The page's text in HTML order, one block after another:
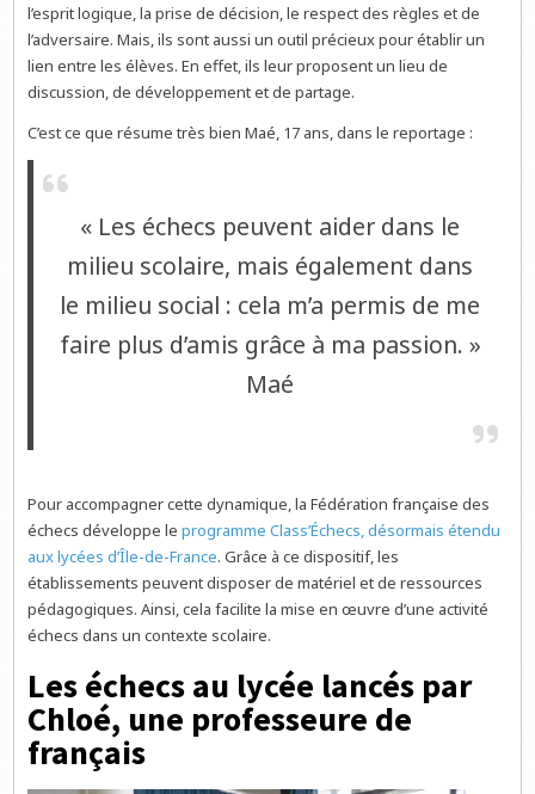
l’esprit logique, la prise de décision, le respect des règles et de
l’adversaire. Mais, ils sont aussi un outil précieux pour établir un
lien entre les élèves. En effet, ils leur proposent un lieu de
discussion, de développement et de partage.
C’est ce que résume très bien Maé, 17 ans, dans le reportage :
« Les échecs peuvent aider dans le
milieu scolaire, mais également dans
le milieu social : cela m’a permis de me
faire plus d’amis grâce à ma passion. »
Maé
Pour accompagner cette dynamique, la Fédération française des
échecs développe le programme Class’Échecs, désormais étendu
aux lycées d’Île-de-France. Grâce à ce dispositif, les
établissements peuvent disposer de matériel et de ressources
pédagogiques. Ainsi, cela facilite la mise en œuvre d’une activité
échecs dans un contexte scolaire.
Les échecs au lycée lancés par
Chloé, une professeure de
français